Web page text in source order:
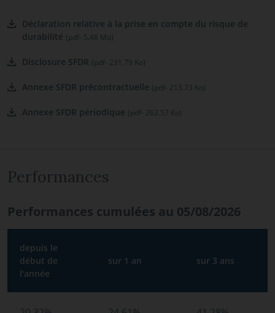
Déclaration relative à la prise en compte du risque de
durabilité (pdf- 5.48 Mo)
Disclosure SFDR (pdf- 231.79 Ko)
Annexe SFDR précontractuelle (pdf- 213.73 Ko)
Annexe SFDR périodique (pdf- 262.57 Ko)
Performances
Performances cumulées au 05/08/2026
depuis le
début de
l'année
sur 1 an sur 3 ans